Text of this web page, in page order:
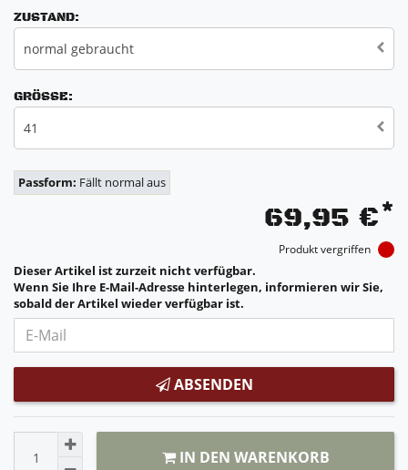
ZUSTAND:
normal gebraucht
GRÖSSE:
41
Passform: Fällt normal aus
69,95 €*
Produkt vergriffen
Dieser Artikel ist zurzeit nicht verfügbar.
Wenn Sie Ihre E-Mail-Adresse hinterlegen, informieren wir Sie,
sobald der Artikel wieder verfügbar ist.
ABSENDEN
IN DEN WARENKORB